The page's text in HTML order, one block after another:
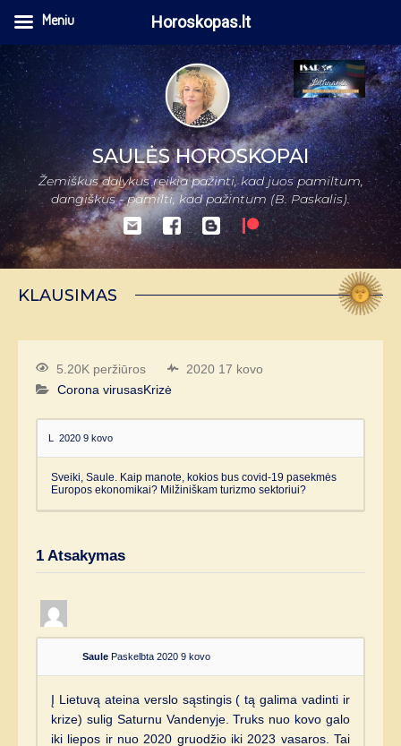
SAULĖS HOROSKOPAI
Žemiškus dalykus reikia pažinti, kad juos pamiltum,
dangiškus - pamilti, kad pažintum (B. Paskalis).
KLAUSIMAS
5.20K peržiūros
2020 17 kovo
Corona virusasKrizė
L 2020 9 kovo
Sveiki, Saule. Kaip manote, kokios bus covid-19 pasekmės
Europos ekonomikai? Milžiniškam turizmo sektoriui?
1 Atsakymas
Saule Paskelbta 2020 9 kovo
Į Lietuvą ateina verslo sąstingis ( tą galima vadinti ir
krize) sulig Saturnu Vandenyje. Truks nuo kovo galo
iki liepos ir nuo 2020 gruodžio iki 2023 vasaros. Tai
Meniu Horoskopas.lt